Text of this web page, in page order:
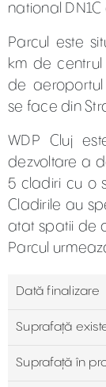
national
Parcul este
km de
de aeroportul
se face din
WDP Cluj
dezvoltare a
5 cladiri cu o
Cladirile au
atat spatii de
Parcul
Dată finalizare
Suprafață
Suprafaţă în